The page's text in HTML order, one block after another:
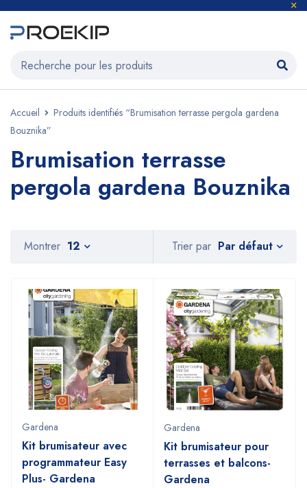
Accueil
Produits identifiés “Brumisation terrasse pergola gardena
Bouznika”
Brumisation terrasse
pergola gardena Bouznika
Trier par Par défaut
Montrer 12
Gardena
Kit brumisateur avec
programmateur Easy
Plus- Gardena
Gardena
Kit brumisateur pour
terrasses et balcons-
Gardena